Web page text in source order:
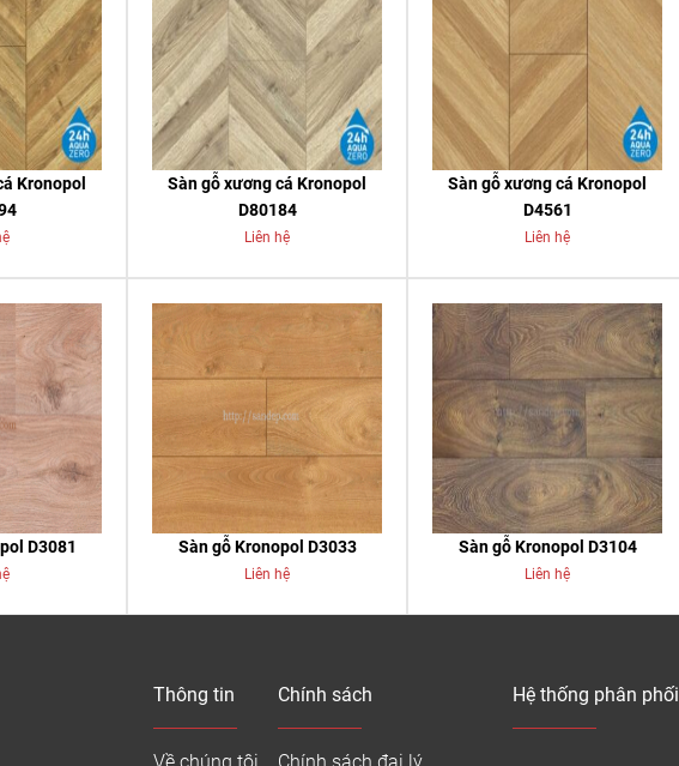
Kronopol
Sàn gỗ xương cá Kronopol
D80184
Liên hệ
Sàn gỗ xương cá Kronopol
D4561
Liên hệ
D3081 Sàn gỗ Kronopol D3033
Liên hệ
Sàn gỗ Kronopol D3104
Liên hệ
Thông tin Chính sách Hệ thống phân phối